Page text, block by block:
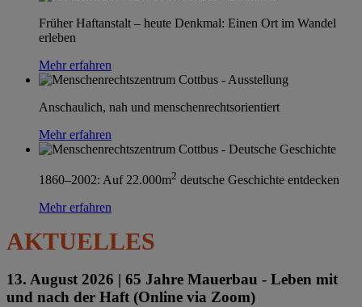
Früher Haftanstalt – heute Denkmal: Einen Ort im Wandel
erleben
Mehr erfahren
Anschaulich, nah und menschenrechtsorientiert
Mehr erfahren
1860–2002: Auf 22.000m2 deutsche Geschichte entdecken
Mehr erfahren
AKTUELLES
13. August 2026 | 65 Jahre Mauerbau - Leben mit
und nach der Haft (Online via Zoom)